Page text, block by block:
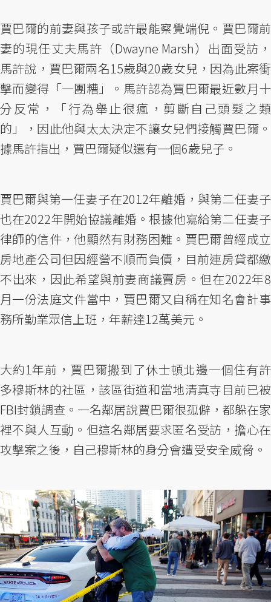
賈巴爾的前妻與孩子或許最能察覺端倪。賈巴爾前
妻的現任丈夫馬許（Dwayne Marsh）出面受訪，
馬許說，賈巴爾兩名15歲與20歲女兒，因為此案衝
擊而變得「一團糟」。馬許認為賈巴爾最近數月十
分反常，「行為舉止很瘋，剪斷自己頭髮之類
的」，因此他與太太決定不讓女兒們接觸賈巴爾。
據馬許指出，賈巴爾疑似還有一個6歲兒子。
賈巴爾與第一任妻子在2012年離婚，與第二任妻子
也在2022年開始協議離婚。根據他寫給第二任妻子
律師的信件，他顯然有財務困難。賈巴爾曾經成立
房地產公司但因經營不順而負債，目前連房貸都繳
不出來，因此希望與前妻商議賣房。但在2022年8
月一份法庭文件當中，賈巴爾又自稱在知名會計事
務所勤業眾信上班，年薪達12萬美元。
大約1年前，賈巴爾搬到了休士頓北邊一個住有許
多穆斯林的社區，該區街道和當地清真寺目前已被
FBI封鎖調查。一名鄰居說賈巴爾很孤僻，都躲在家
裡不與人互動。但這名鄰居要求匿名受訪，擔心在
攻擊案之後，自己穆斯林的身分會遭受安全威脅。